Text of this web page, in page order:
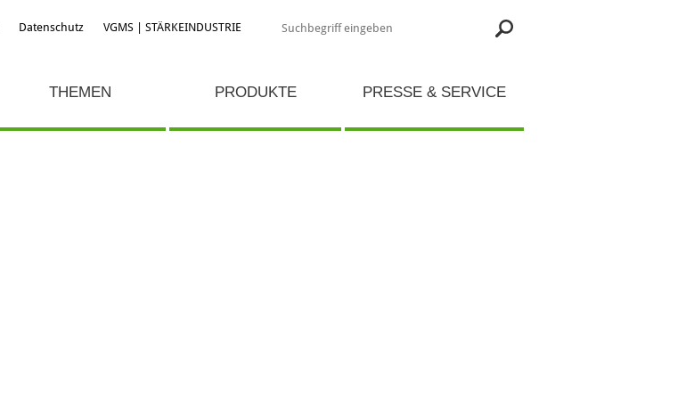
Datenschutz VGMS | STÄRKEINDUSTRIE
THEMEN PRODUKTE PRESSE & SERVICE